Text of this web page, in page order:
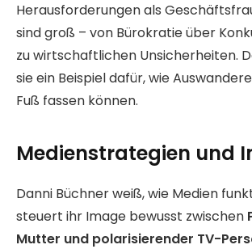
Herausforderungen als
sind groß – von Bürokratie über
zu wirtschaftlichen Unsicherheiten.
sie ein Beispiel dafür, wie
Fuß fassen können.
Medienstrategien und
Danni Büchner weiß, wie Medien
steuert ihr Image bewusst zwischen
Mutter und polarisierender TV-